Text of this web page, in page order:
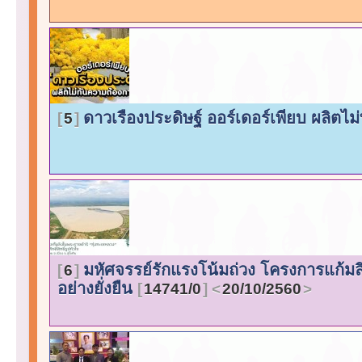
5 ดาวเรืองประดิษฐ์ ออร์เดอร์เพียบ ผลิต
6
มหัศจรรย์รักแรงโน้มถ่วง โครงการแก้ม
อย่างยั่งยืน
14741/0 20/10/2560